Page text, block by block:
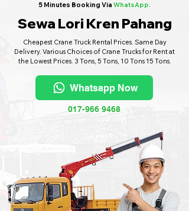
5 Minutes Booking Via WhatsApp.
Sewa Lori Kren Pahang
Cheapest Crane Truck Rental Prices. Same Day
Delivery. Various Choices of Crane Trucks for Rent at
the Lowest Prices. 3 Tons, 5 Tons, 10 Tons 15 Tons.
Whatsapp Now
017-966 9468